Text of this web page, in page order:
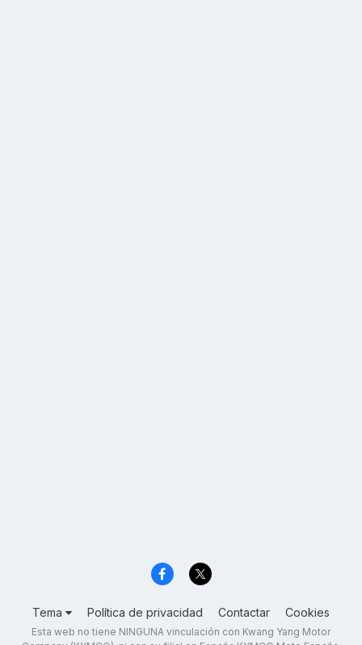
Tema Política de privacidad Contactar Cookies
Esta web no tiene NINGUNA vinculación con Kwang Yang Motor